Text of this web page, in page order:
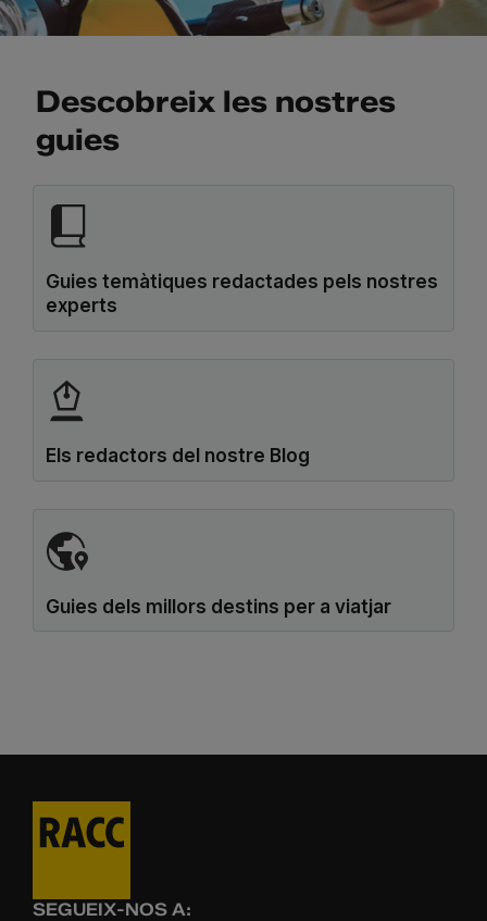
Descobreix les nostres
guies
Guies temàtiques redactades pels nostres
experts
Els redactors del nostre Blog
Guies dels millors destins per a viatjar
SEGUEIX-NOS A: